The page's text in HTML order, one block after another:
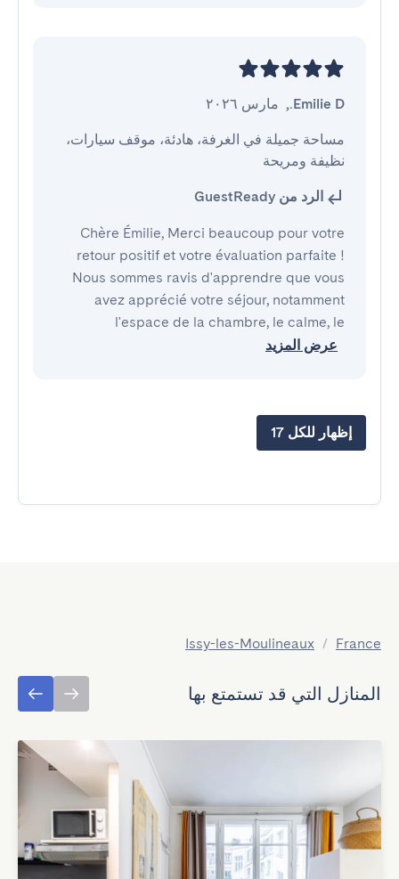
Emilie D.
, مارس ٢٠٢٦
نظيفة ومريحة
الرد من GuestReady
Chère Émilie, Merci beaucoup pour votre
retour positif et votre évaluation parfaite !
Nous sommes ravis d'apprendre que vous
avez apprécié votre séjour, notamment
l'espace de la chambre, le calme, le
عرض المزيد
إظهار للكل 17
France
/
Issy-les-Moulineaux
المنازل التي قد تستمتع بها